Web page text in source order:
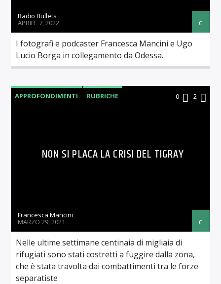
Radio Bullets
APRILE 7, 2022
I fotografi e podcaster Francesca Mancini e Ugo
Lucio Borga in collegamento da Odessa.
APPROFONDIMENTI RUBRICHE 0 2
NON SI PLACA LA CRISI DEL TIGRAY
Francesca Mancini
MARZO 29, 2021
Nelle ultime settimane centinaia di migliaia di
rifugiati sono stati costretti a fuggire dalla zona,
che è stata travolta dai combattimenti tra le forze
separatiste